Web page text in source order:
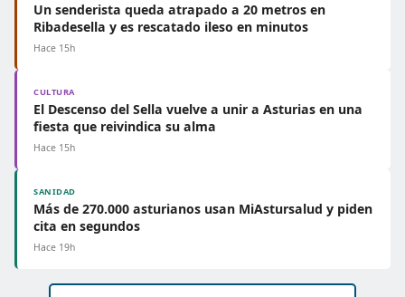
Un senderista queda atrapado a 20 metros en
Ribadesella y es rescatado ileso en minutos
Hace 15h
CULTURA
El Descenso del Sella vuelve a unir a Asturias en una
fiesta que reivindica su alma
Hace 15h
SANIDAD
Más de 270.000 asturianos usan MiAstursalud y piden
cita en segundos
Hace 19h